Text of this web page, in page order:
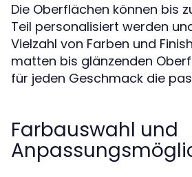
Die Oberflächen können bis
Teil personalisiert werden
Vielzahl von Farben und
matten bis glänzenden
für jeden Geschmack die
Farbauswahl und